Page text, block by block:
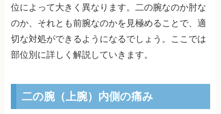
位によって大きく異なります。二の腕なのか肘な
のか、それとも前腕なのかを見極めることで、適
切な対処ができるようになるでしょう。ここでは
部位別に詳しく解説していきます。
二の腕（上腕）内側の痛み